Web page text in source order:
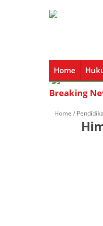
Home
Home
Breaking
Home /